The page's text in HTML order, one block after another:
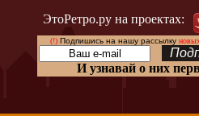
ЭтоРетро.ру на проектах:
(!)Подпишись на нашу рассылку
И узнавай о них